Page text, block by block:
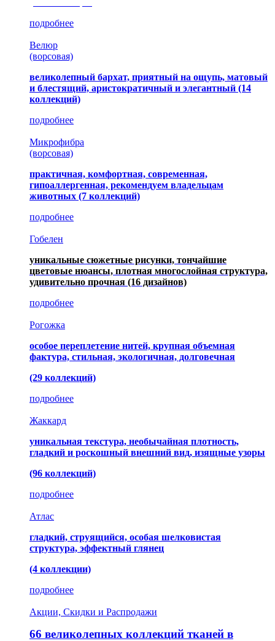
подробнее
Велюр
(ворсовая)
великолепный бархат, приятный на ощупь, матовый
и блестящий, аристократичный и элегантный (14
коллекций)
подробнее
Микрофибра
(ворсовая)
практичная, комфортная, современная,
гипоаллергенная, рекомендуем владельцам
животных (7 коллекций)
подробнее
Гобелен
уникальные сюжетные рисунки, тончайшие
цветовые нюансы, плотная многослойная структура,
удивительно прочная (16 дизайнов)
подробнее
Рогожка
особое переплетение нитей, крупная объемная
фактура, стильная, экологичная, долговечная
(29 коллекций)
подробнее
Жаккард
уникальная текстура, необычайная плотность,
гладкий и роскошный внешний вид, изящные узоры
(96 коллекций)
подробнее
Атлас
гладкий, струящийся, особая шелковистая
структура, эффектный глянец
(4 коллекции)
подробнее
Акции, Скидки и Распродажи
66 великолепных коллекций тканей в